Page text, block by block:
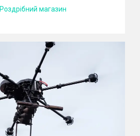
Роздрібний магазин